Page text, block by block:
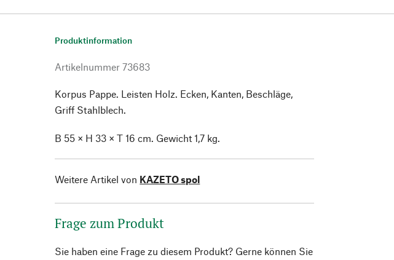
Produktinformation
Artikelnummer 73683
Korpus Pappe. Leisten Holz. Ecken, Kanten, Beschläge,
Griff Stahlblech.
B 55 × H 33 × T 16 cm. Gewicht 1,7 kg.
Weitere Artikel von KAZETO spol
Frage zum Produkt
Sie haben eine Frage zu diesem Produkt? Gerne können Sie